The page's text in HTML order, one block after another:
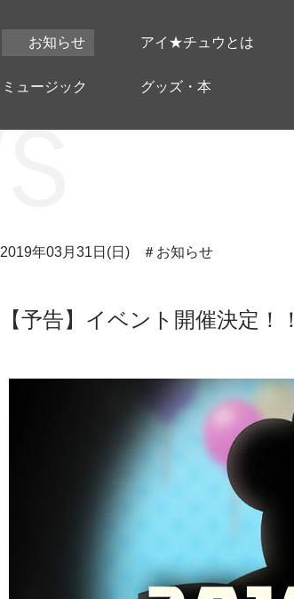
お知らせ アイ★チュウとは
ミュージック グッズ・本
2019年03月31日(日) ＃お知らせ
【予告】イベント開催決定！！